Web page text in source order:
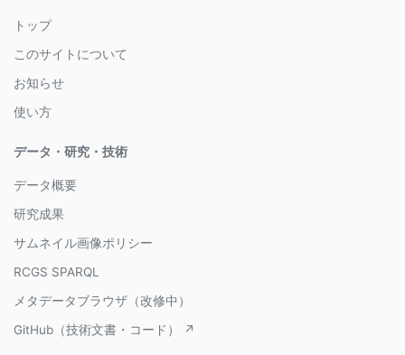
トップ
このサイトについて
お知らせ
使い方
データ・研究・技術
データ概要
研究成果
サムネイル画像ポリシー
RCGS SPARQL
メタデータブラウザ（改修中）
GitHub（技術文書・コード） ↗